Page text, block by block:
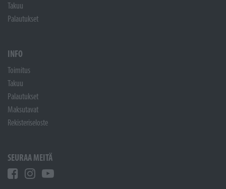
Takuu
Palautukset
INFO
Toimitus
Takuu
Palautukset
Maksutavat
Rekisteriseloste
SEURAA MEITÄ